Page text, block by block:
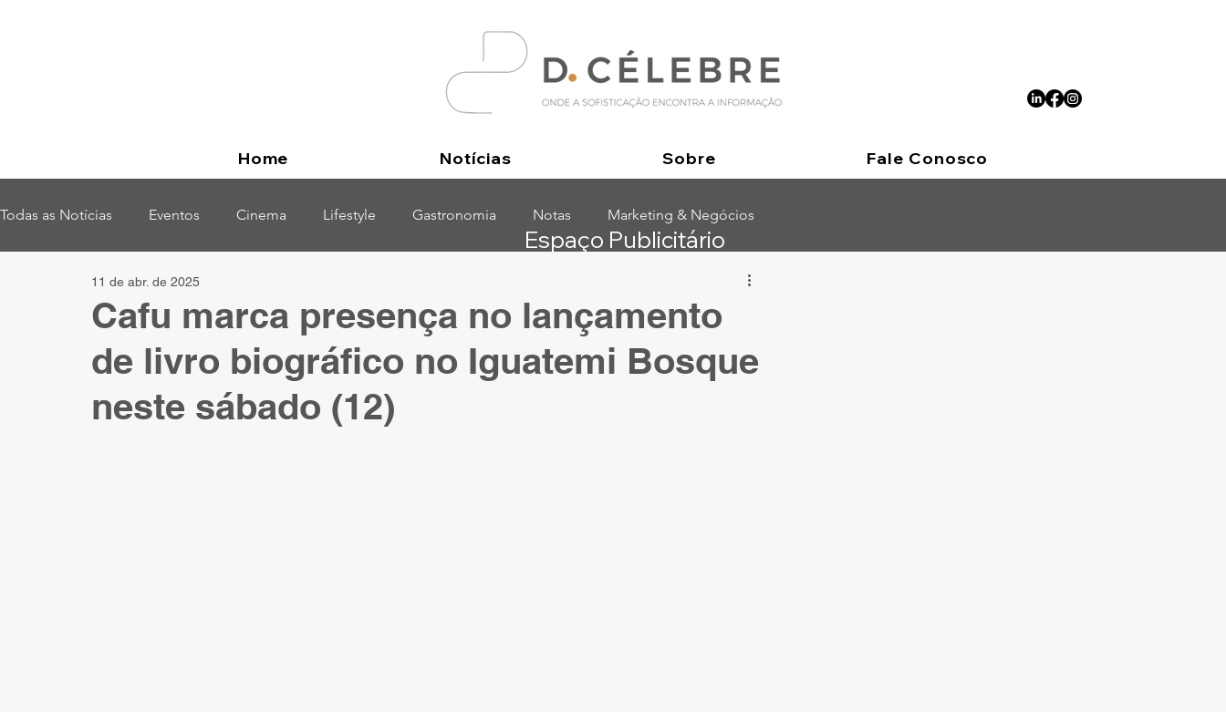
Home Notícias Sobre Fale Conosco
Todas as Notícias Eventos Cinema Lifestyle Gastronomia Notas Marketing & Negócios
Cafu marca presença no lançamento
de livro biográfico no Iguatemi Bosque
neste sábado (12)
11 de abr. de 2025
Espaço Publicitário